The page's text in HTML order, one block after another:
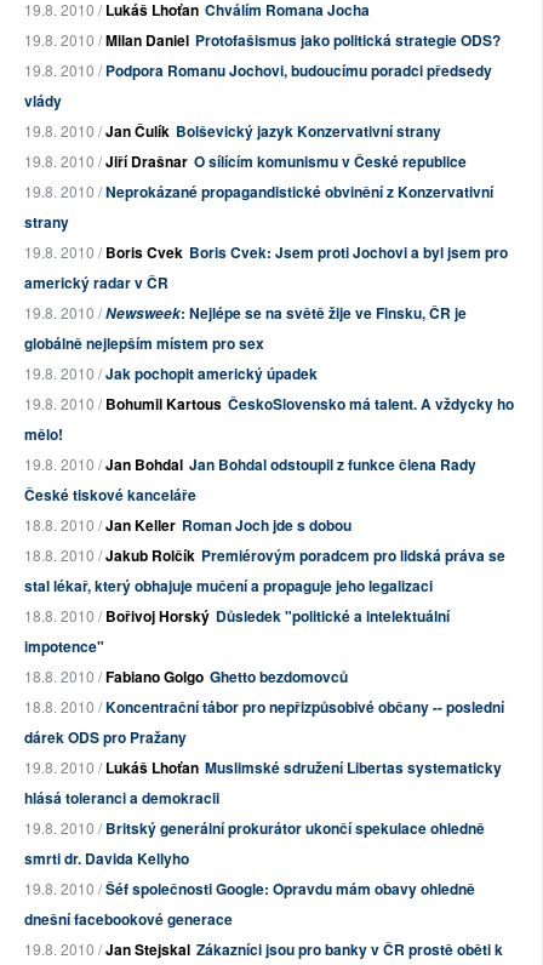
19.8. 2010 /Lukáš Lhoťan Chválím Romana Jocha
19.8. 2010 /Milan Daniel Protofašismus jako politická strategie ODS?
19.8. 2010 /Podpora Romanu Jochovi, budoucímu poradci předsedy
vlády
19.8. 2010 /Jan Čulík Bolševický jazyk Konzervativní strany
19.8. 2010 /Jiří Drašnar O sílícím komunismu v České republice
19.8. 2010 /Neprokázané propagandistické obvinění z Konzervativní
strany
19.8. 2010 /Boris Cvek Boris Cvek: Jsem proti Jochovi a byl jsem pro
americký radar v ČR
19.8. 2010 /Newsweek: Nejlépe se na světě žije ve Finsku, ČR je
globálně nejlepším místem pro sex
19.8. 2010 /Jak pochopit americký úpadek
19.8. 2010 /Bohumil Kartous ČeskoSlovensko má talent. A vždycky ho
mělo!
19.8. 2010 /Jan Bohdal Jan Bohdal odstoupil z funkce člena Rady
České tiskové kanceláře
18.8. 2010 /Jan Keller Roman Joch jde s dobou
18.8. 2010 /Jakub Rolčík Premiérovým poradcem pro lidská práva se
stal lékař, který obhajuje mučení a propaguje jeho legalizaci
18.8. 2010 /Bořivoj Horský Důsledek "politické a intelektuální
impotence"
18.8. 2010 /Fabiano Golgo Ghetto bezdomovců
18.8. 2010 /Koncentrační tábor pro nepřizpůsobivé občany -- poslední
dárek ODS pro Pražany
19.8. 2010 /Lukáš Lhoťan Muslimské sdružení Libertas systematicky
hlásá toleranci a demokracii
19.8. 2010 /Britský generální prokurátor ukončí spekulace ohledně
smrti dr. Davida Kellyho
19.8. 2010 /Šéf společnosti Google: Opravdu mám obavy ohledně
dnešní facebookové generace
19.8. 2010 /Jan Stejskal Zákazníci jsou pro banky v ČR prostě oběti k